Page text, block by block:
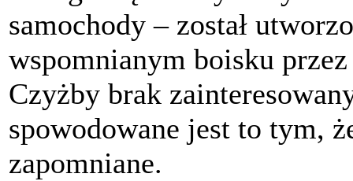
samochody – został
wspomnianym boisku
Czyżby brak
spowodowane jest to tym,
zapomniane.